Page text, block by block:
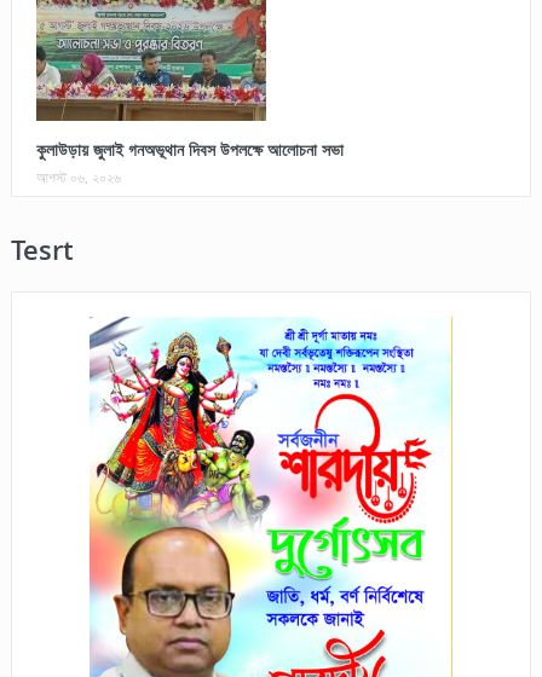
কুলাউড়ায় জুলাই গনঅভূথান দিবস উপলক্ষে আলোচনা সভা
আগস্ট ০৬, ২০২৬
Tesrt